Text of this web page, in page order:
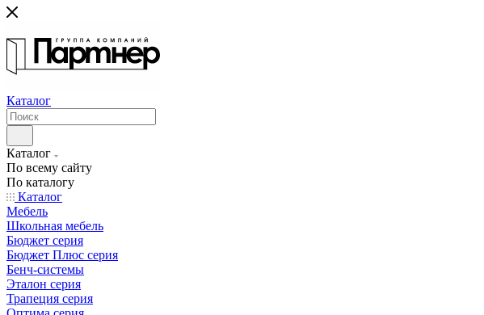
Каталог
Каталог
По всему сайту
По каталогу
Каталог
Мебель
Школьная мебель
Бюджет серия
Бюджет Плюс серия
Бенч-системы
Эталон серия
Трапеция серия